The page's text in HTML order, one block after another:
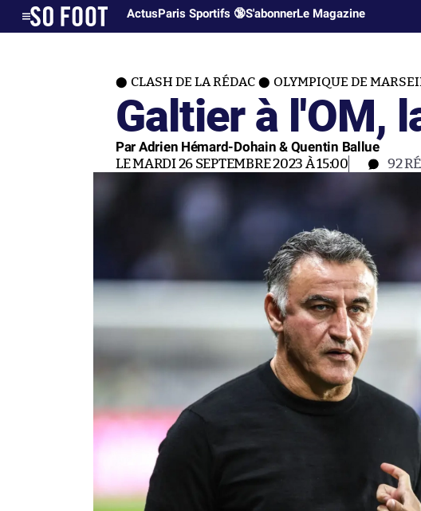
ActusParis Sportifs 🔞S'abonnerLe Magazine
CLASH DE LA RÉDAC OLYMPIQUE DE
Galtier à l'OM,
Par Adrien Hémard-Dohain & Quentin Ballue
LE MARDI 26 SEPTEMBRE 2023 À 15:00 92